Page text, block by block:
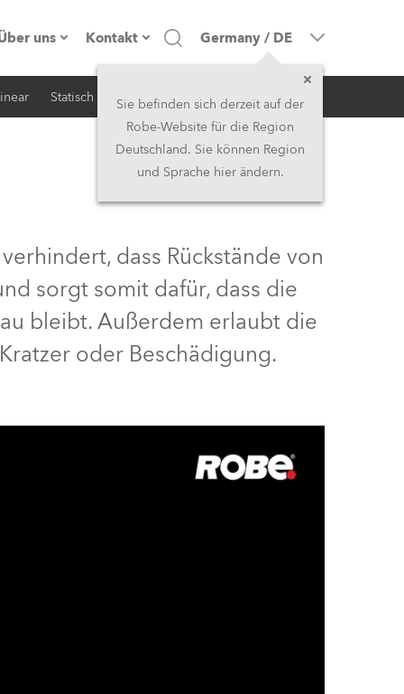
uns
Firmenprofil
Made in the EU
Jobs
Kariéra (CZ)
Kontakt
Hauptsitz
Hauptsitz & Werk
Mittlerer Osten
Asien & Pazifikregion
Vereinigtes Königreich und
Germany / DE
Sie befinden sich derzeit auf der
Robe-Website für die Region
Deutschland. Sie können Region
und Sprache hier ändern.
Statisch iSerie Architektur
dass Rückstände von
sorgt somit dafür, dass die
bleibt. Außerdem erlaubt die
oder Beschädigung.